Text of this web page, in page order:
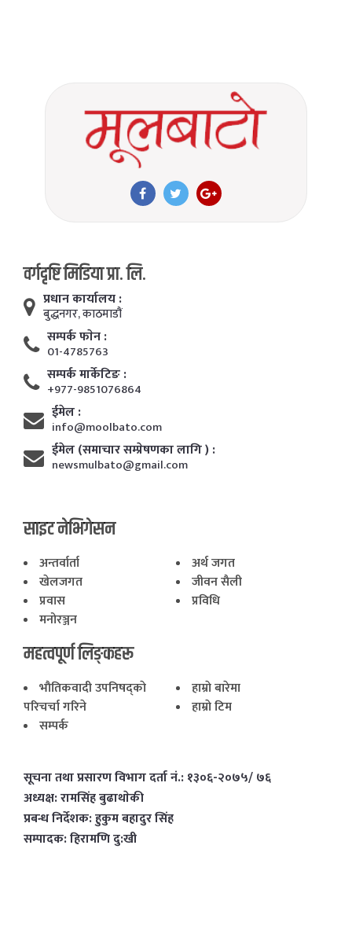
वर्गदृष्टि मिडिया प्रा. लि.
प्रधान कार्यालय :
बुद्धनगर, काठमाडाैं
सम्पर्क फाेन :
01-4785763
सम्पर्क मार्केटिङ :
+977-9851076864
ईमेल :
info@moolbato.com
ईमेल (समाचार सम्प्रेषणका लागि ) :
newsmulbato@gmail.com
साइट नेभिगेसन
अन्तर्वार्ता
अर्थ जगत
खेलजगत
जीवन सैली
प्रवास
प्रविधि
मनोरञ्जन
महत्वपूर्ण लिङ्कहरू
भाैतिकवादी उपनिषद्काे
परिचर्चा गरिने
हाम्राे बारेमा
हाम्राे टिम
सम्पर्क
सूचना तथा प्रसारण विभाग दर्ता नं.: १३०६-२०७५/ ७६
अध्यक्ष: रामसिंह बुढाथाेकी
प्रबन्ध निर्देशक: हुकुम बहादुर सिंह
सम्पादक: हिरामणि दु:खी